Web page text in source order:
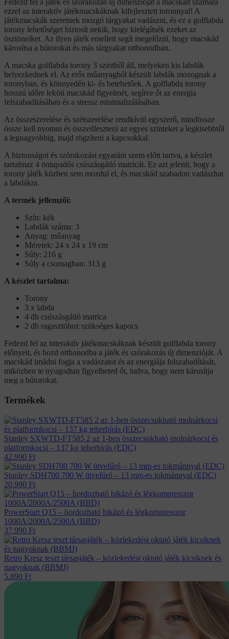
Fedezd fel a játék és szórakozás új dimenzióját a macskád számára
ezzel az interaktív játékmacskáknak kifejlesztett toronnyal! A
játékmacskák szeretnek mozgó tárgyakat vadászni, és ez a golflabda
torony lehetőséget biztosít nekik, hogy kielégítsék ezeket az
ösztöneiket. Az ilyen játék emellett segít megelőzni, hogy macskád
károsítsa a bútorokat és más tárgyakat otthonodban.
A macska golflabda torony 3 szintből áll, melyeken kis labdák
helyezkednek el. Az erős műanyagból készült labdák mozognak a
toronyban, és könnyedén ki- és betehetőek. A golflabda torony
hosszú időre leköti macskád figyelmét, segítve őt az energia
felszabadításában és a stressz minimalizálásában.
Az összeszerelése és szétszerelése rendkívül egyszerű, mindössze
össze kell nyomni és összeilleszteni az egyes szinteket a legkisebbtől
a legnagyobbig, majd rögzíteni a kapcsokkal.
A biztonságot és szórakozást egyaránt szem előtt tartva, a készlet
tartalmaz 4 öntapadós csúszásgátló matricát. Ez azt jelenti, hogy a
torony játék közben sem mozdul el, és macskád szabadon vadászhat
a labdákra.
A termék jellemzői:
Szín: kék
Labdák száma: 3
Anyag: műanyag
Méretek: 24 x 24 x 19 cm
Súly: 216 g
Súly a csomagban: 313 g
A készlet tartalma:
Torony
3 x labda
4 db csúszásgátló matrica
2 db ragasztóhoz szükséges kapocs
Fedezd fel az interaktív játékmacskáknak készült golflabda torony
előnyeit, és hozd otthonodba a játék és szórakozás új dimenzióját. A
macskád imádni fogja a vadászatot és az energiája felszabadítását,
miközben te nyugodtan figyelheted őt, tudva, hogy nem károsítja
meg a bútorokat.
Termékek
Stanley SXWTD-FT585 2 az 1-ben összecsukható molnárkocsi és
platformkocsi – 137 kg teherbírás (EDC)
42.990 Ft
Stanley SDH700 700 W ütvefúró – 13 mm-es tokmánnyal (EDC)
20.990 Ft
PowerStart Q15 – hordozható bikázó és légkompresszor
1000A/2000A/2500A (BBD)
37.990 Ft
Retro Kresz teszt társasjáték – közlekedési oktató játék kicsiknek és
nagyoknak (BBMJ)
5.890 Ft